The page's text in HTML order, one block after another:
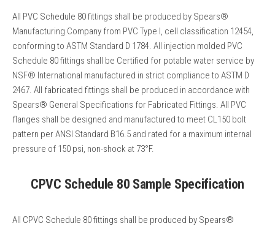
All PVC Schedule 80 fittings shall be produced by Spears®
Manufacturing Company from PVC Type I, cell classification 12454,
conforming to ASTM Standard D 1784. All injection molded PVC
Schedule 80 fittings shall be Certified for potable water service by
NSF® International manufactured in strict compliance to ASTM D
2467. All fabricated fittings shall be produced in accordance with
Spears® General Specifications for Fabricated Fittings. All PVC
flanges shall be designed and manufactured to meet CL150 bolt
pattern per ANSI Standard B16.5 and rated for a maximum internal
pressure of 150 psi, non-shock at 73°F.
CPVC Schedule 80 Sample Specification
All CPVC Schedule 80 fittings shall be produced by Spears®